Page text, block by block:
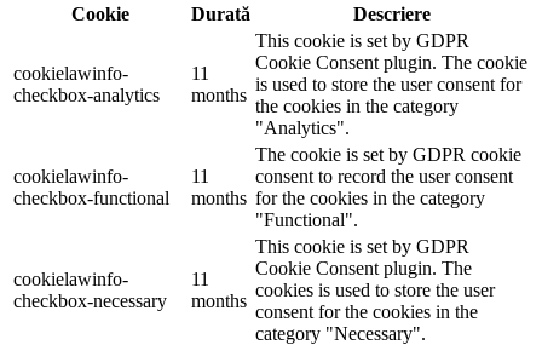
Cookie
Durată Descriere
cookielawinfo-
checkbox-analytics
11
months
This cookie is set by GDPR
Cookie Consent plugin. The cookie
is used to store the user consent for
the cookies in the category
"Analytics".
cookielawinfo-
checkbox-functional
11
months
The cookie is set by GDPR cookie
consent to record the user consent
for the cookies in the category
"Functional".
cookielawinfo-
checkbox-necessary
11
months
This cookie is set by GDPR
Cookie Consent plugin. The
cookies is used to store the user
consent for the cookies in the
category "Necessary".